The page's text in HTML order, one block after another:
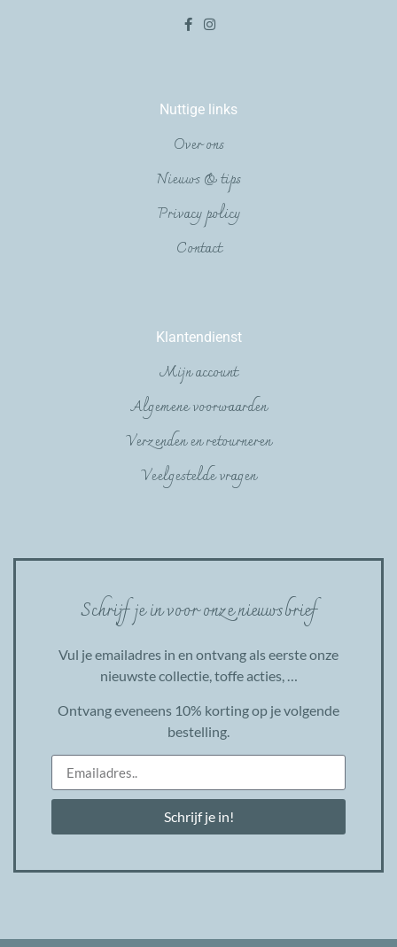
Nuttige links
Over ons
Nieuws & tips
Privacy policy
Contact
Klantendienst
Mijn account
Algemene voorwaarden
Verzenden en retourneren
Veelgestelde vragen
Schrijf je in voor onze nieuwsbrief
Vul je emailadres in en ontvang als eerste onze
nieuwste collectie, toffe acties, …
Ontvang eveneens 10% korting op je volgende
bestelling.
Schrijf je in!